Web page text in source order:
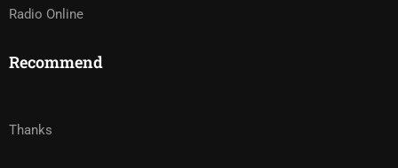
Radio Online
Recommend
Thanks